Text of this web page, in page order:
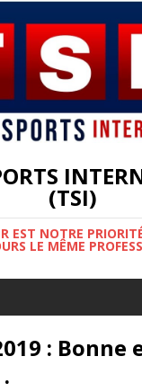
(TSI)
EST NOTRE
LE MÊME
: Bonne